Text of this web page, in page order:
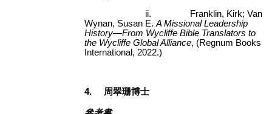
ii.
Franklin, Kirk; Van
Wynan, Susan E.A Missional Leadership
History—From Wycliffe Bible Translators to
the Wycliffe Global Alliance, (Regnum Books
International, 2022.)
4. 周翠珊博士